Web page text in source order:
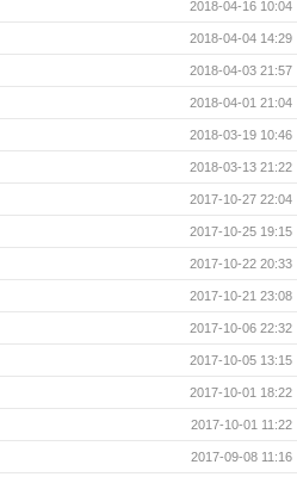
2018-04-16 10:04
2018-04-04 14:29
2018-04-03 21:57
2018-04-01 21:04
2018-03-19 10:46
2018-03-13 21:22
2017-10-27 22:04
2017-10-25 19:15
2017-10-22 20:33
2017-10-21 23:08
2017-10-06 22:32
2017-10-05 13:15
2017-10-01 18:22
2017-10-01 11:22
2017-09-08 11:16